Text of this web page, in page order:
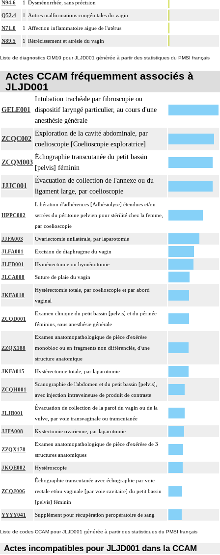
N94.6 1 Dysménorrhée, sans précision
Q52.4 1 Autres malformations congénitales du vagin
N71.0 1 Affection inflammatoire aiguë de l'utérus
N89.5 1 Rétrécissement et atrésie du vagin
Liste de diagnostics CIM10 pour JLJD001 générée à partir des statistiques du PMSI français
Actes CCAM fréquemment associés à
JLJD001
GELE001
Intubation trachéale par fibroscopie ou
dispositif laryngé particulier, au cours d'une
anesthésie générale
ZCQC002
Exploration de la cavité abdominale, par
coelioscopie [Coelioscopie exploratrice]
ZCQM003
Échographie transcutanée du petit bassin
[pelvis] féminin
JJJC001
Évacuation de collection de l'annexe ou du
ligament large, par coelioscopie
HPPC002
Libération d'adhérences [Adhésiolyse] étendues et/ou
serrées du péritoine pelvien pour stérilité chez la femme,
par coelioscopie
JJFA003 Ovariectomie unilatérale, par laparotomie
JLFA001 Excision de diaphragme du vagin
JLFD001 Hyménectomie ou hyménotomie
JLCA008 Suture de plaie du vagin
JKFA018
Hystérectomie totale, par coelioscopie et par abord
vaginal
ZCQD001
Examen clinique du petit bassin [pelvis] et du périnée
féminins, sous anesthésie générale
ZZQX188
Examen anatomopathologique de pièce d'exérèse
monobloc ou en fragments non différenciés, d'une
structure anatomique
JKFA015 Hystérectomie totale, par laparotomie
ZCQH001
Scanographie de l'abdomen et du petit bassin [pelvis],
avec injection intraveineuse de produit de contraste
JLJB001
Évacuation de collection de la paroi du vagin ou de la
vulve, par voie transvaginale ou transcutanée
JJFA008 Kystectomie ovarienne, par laparotomie
ZZQX178
Examen anatomopathologique de pièce d'exérèse de 3
structures anatomiques
JKQE002 Hystéroscopie
ZCQJ006
Échographie transcutanée avec échographie par voie
rectale et/ou vaginale [par voie cavitaire] du petit bassin
[pelvis] féminin
YYYY041 Supplément pour récupération peropératoire de sang
Liste de codes CCAM pour JLJD001 générée à partir des statistiques du PMSI français
Actes incompatibles pour JLJD001 dans la CCAM